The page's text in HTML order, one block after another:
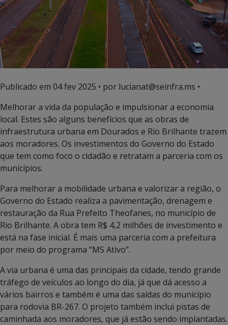
Publicado em 04 fev 2025 • por lucianat@seinfra.ms •
Melhorar a vida da população e impulsionar a economia
local. Estes são alguns benefícios que as obras de
infraestrutura urbana em Dourados e Rio Brilhante trazem
aos moradores. Os investimentos do Governo do Estado
que tem como foco o cidadão e retratam a parceria com os
municípios.
Para melhorar a mobilidade urbana e valorizar a região, o
Governo do Estado realiza a pavimentação, drenagem e
restauração da Rua Prefeito Theofanes, no município de
Rio Brilhante. A obra tem R$ 4,2 milhões de investimento e
está na fase inicial. É mais uma parceria com a prefeitura
por meio do programa “MS Ativo”.
A via urbana é uma das principais da cidade, tendo grande
tráfego de veículos ao longo do dia, já que dá acesso a
vários bairros e também é uma das saídas do município
para rodovia BR-267. O projeto também inclui pistas de
caminhada aos moradores, que já estão sendo implantadas.